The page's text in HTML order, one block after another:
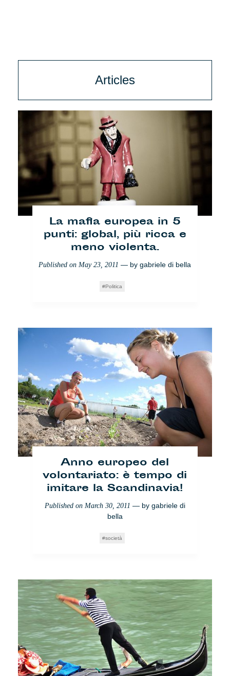
Articles
La mafia europea in 5
punti: global, più ricca e
meno violenta.
Published on May 23, 2011 — bygabriele di bella
Politica
Anno europeo del
volontariato: è tempo di
imitare la Scandinavia!
Published on March 30, 2011 — by gabriele di
bella
società